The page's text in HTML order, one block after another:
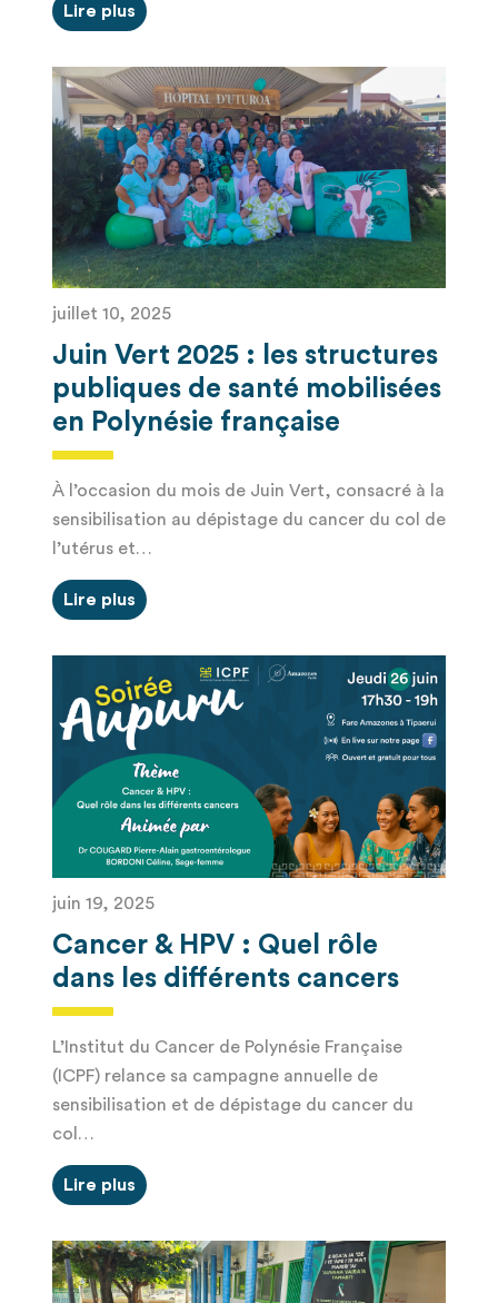
Lire plus
Juin Vert 2025 : les structures
publiques de santé mobilisées
en Polynésie française
juillet 10, 2025
À l’occasion du mois de Juin Vert, consacré à la
sensibilisation au dépistage du cancer du col de
l’utérus et…
Lire plus
Cancer & HPV : Quel rôle
dans les différents cancers
juin 19, 2025
L’Institut du Cancer de Polynésie Française
(ICPF) relance sa campagne annuelle de
sensibilisation et de dépistage du cancer du
col…
Lire plus